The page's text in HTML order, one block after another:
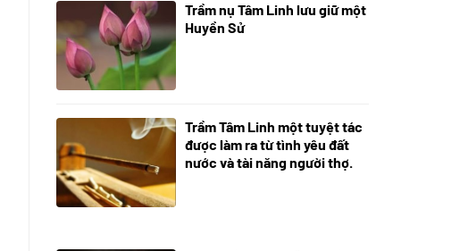
05/10/2025
Trầm nụ Tâm Linh lưu giữ một
Huyền Sử
09/06/2024
Trầm Tâm Linh một tuyệt tác
được làm ra từ tình yêu đất
nước và tài năng người thợ.